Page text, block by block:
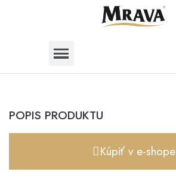
POPIS PRODUKTU
Kúpiť v e-shope